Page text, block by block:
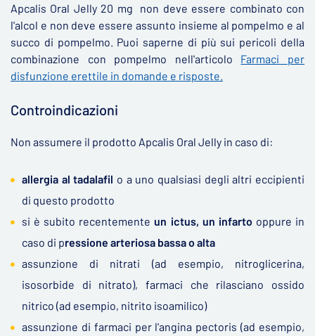
Apcalis Oral Jelly 20 mg non deve essere combinato con
l'alcol e non deve essere assunto insieme al pompelmo e al
succo di pompelmo. Puoi saperne di più sui pericoli della
combinazione con pompelmo nell'articolo Farmaci per
disfunzione erettile in domande e risposte.
Controindicazioni
Non assumere il prodotto Apcalis Oral Jelly in caso di:
allergia al tadalafil o a uno qualsiasi degli altri eccipienti
di questo prodotto
si è subito recentemente un ictus, un infarto oppure in
caso di pressione arteriosa bassa o alta
assunzione di nitrati (ad esempio, nitroglicerina,
isosorbide di nitrato), farmaci che rilasciano ossido
nitrico (ad esempio, nitrito isoamilico)
assunzione di farmaci per l'angina pectoris (ad esempio,